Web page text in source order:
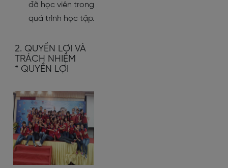
đỡ học viên trong
quá trình học tập.
2. QUYỀN LỢI VÀ
TRÁCH NHIỆM
* QUYỀN LỢI